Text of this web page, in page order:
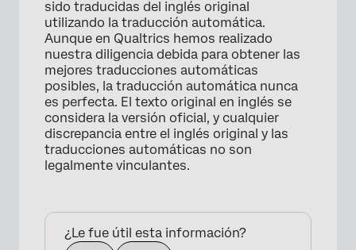
sido traducidas del inglés original
utilizando la traducción automática.
Aunque en Qualtrics hemos realizado
nuestra diligencia debida para obtener las
mejores traducciones automáticas
posibles, la traducción automática nunca
es perfecta. El texto original en inglés se
considera la versión oficial, y cualquier
discrepancia entre el inglés original y las
traducciones automáticas no son
legalmente vinculantes.
¿Le fue útil esta información?